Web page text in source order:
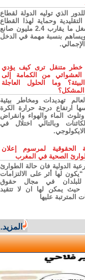
الذي توليه الدولة لقطاع
وحماية لهذا القطاع
الذي يشغل ما يقارب 2.4 مليون صانع
بنسبة مهمة في الدخل
خطر متنقل ترى كيف يؤدي
من الكمامة إلى
وما الحلول العاجلة
تهديدات ومخاطر بيئية
ارتفاع درجة حرارة الكرة
الماء والهواء وانقراض
وبالتالي اختلال في
الحقوقية لمرسوم إعلان
الصحية في المغرب
الدولية فان حالة الطوارئ
لها أثر على الالتزامات
للبلدان في مجال حقوق
حيث يمكن لها ان لا تتقيد
المترتبة عليها
المزيد...